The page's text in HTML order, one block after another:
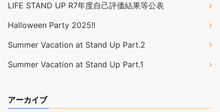
LIFE STAND UP R7年度自己評価結果等公表
Halloween Party 2025!!
Summer Vacation at Stand Up Part.2
Summer Vacation at Stand Up Part.1
アーカイブ